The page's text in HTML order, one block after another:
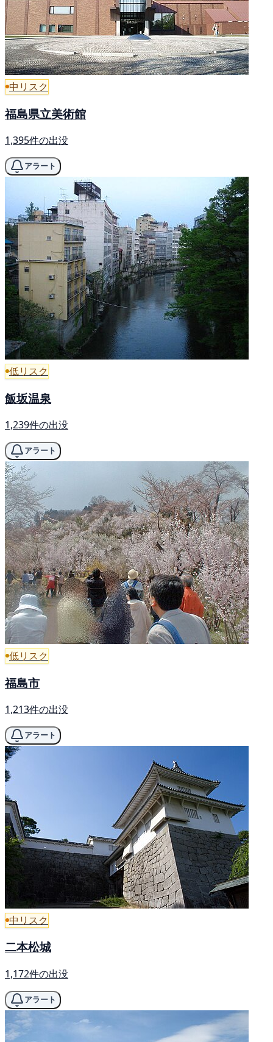
中リスク
福島県立美術館
1,395件の出没
アラート
低リスク
飯坂温泉
1,239件の出没
アラート
低リスク
福島市
1,213件の出没
アラート
中リスク
二本松城
1,172件の出没
アラート